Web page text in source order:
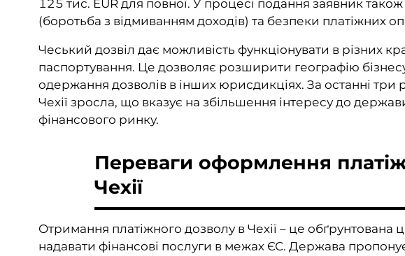
125 тис. EUR для повної. У процесі подання заявник
(боротьба з відмиванням доходів) та безпеки платіжних
Чеський дозвіл дає можливість функціонувати в різних
паспортування. Це дозволяє розширити географію
одержання дозволів в інших юрисдикціях. За останні три
Чехії зросла, що вказує на збільшення інтересу до
фінансового ринку.
Переваги оформлення
Чехії
Отримання платіжного дозволу в Чехії – це обґрунтована
надавати фінансові послуги в межах ЄС. Держава